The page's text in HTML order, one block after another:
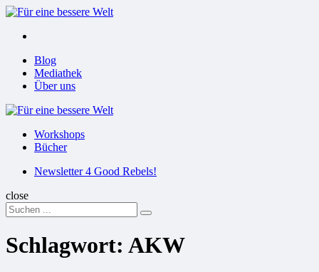
Menu
Menu
Blog
Mediathek
Über uns
Für
Workshops
Bücher
SuchenNewsletter 4 Good Rebels!
close
Search
for:
Suchen
Schlagwort: AKW